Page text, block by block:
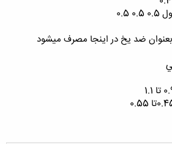
ضد يخ در اينجا مصرف ميشود